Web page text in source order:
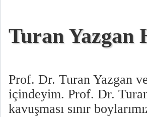
Turan Yazgan
Prof. Dr. Turan Yazgan
içindeyim. Prof. Dr.
kavuşması sınır